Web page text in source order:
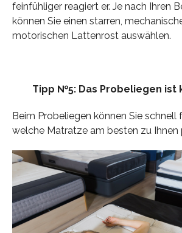
feinfühliger reagiert er. Je nach Ihren
können Sie einen starren,
motorischen Lattenrost auswählen.
Tipp №5: Das Probeliegen ist
Beim Probeliegen können Sie schnell
welche Matratze am besten zu Ihnen